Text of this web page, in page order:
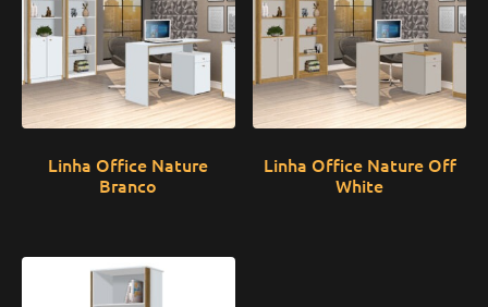
Linha Office Nature
Branco
Linha Office Nature Off
White